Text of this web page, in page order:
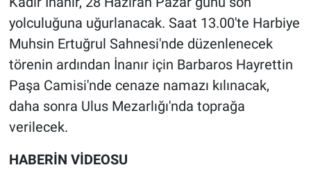
yolculuğuna uğurlanacak. Saat 13.00'te Harbiye
Muhsin Ertuğrul Sahnesi'nde düzenlenecek
törenin ardından İnanır için Barbaros Hayrettin
Paşa Camisi'nde cenaze namazı kılınacak,
daha sonra Ulus Mezarlığı'nda toprağa
verilecek.
HABERİN VİDEOSU